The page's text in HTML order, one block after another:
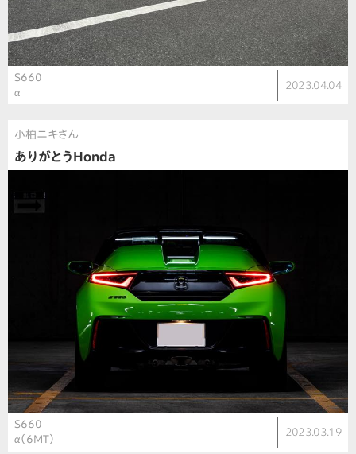
S660
α
2023.04.04
小柏ニキさん
ありがとうHonda
S660
α（6MT）
2023.03.19